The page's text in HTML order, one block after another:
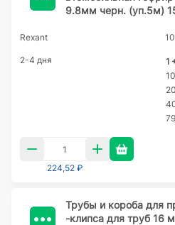
9.8мм черн. (уп.5м)
Rexant
2-4 дня 1
224,52 ₽
Трубы и короба для
-клипса для труб 16